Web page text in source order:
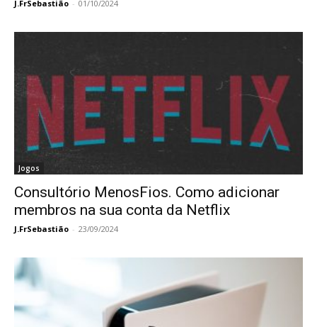
J.FrSebastião - 01/10/2024
Jogos
Consultório MenosFios. Como adicionar
membros na sua conta da Netflix
J.FrSebastião - 23/09/2024